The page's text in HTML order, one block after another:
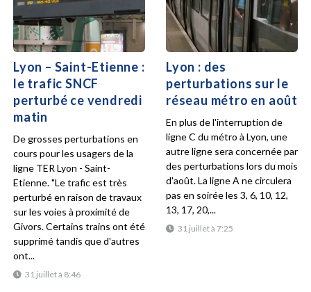
Lyon – Saint-Etienne :
le trafic SNCF
perturbé ce vendredi
matin
31 juillet à 8:46
De grosses perturbations en
cours pour les usagers de la
ligne TER Lyon - Saint-
Etienne. "Le trafic est très
perturbé en raison de travaux
sur les voies à proximité de
Givors. Certains trains ont été
supprimé tandis que d'autres
ont...
Lyon : des
perturbations sur le
réseau métro en août
31 juillet à 7:25
En plus de l'interruption de
ligne C du métro à Lyon, une
autre ligne sera concernée par
des perturbations lors du mois
d'août. La ligne A ne circulera
pas en soirée les 3, 6, 10, 12,
13, 17, 20,...